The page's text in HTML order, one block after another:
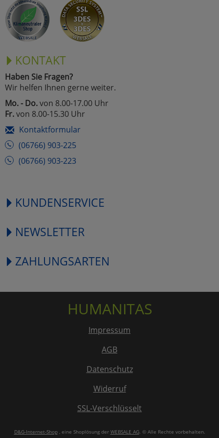
KONTAKT
Haben Sie Fragen?
Wir helfen Ihnen gerne weiter.
Mo. - Do.von 8.00-17.00 Uhr
Fr.von 8.00-15.30 Uhr
Kontaktformular
(06766) 903-225
(06766) 903-223
KUNDENSERVICE
NEWSLETTER
ZAHLUNGSARTEN
HUMANITAS
Impressum
AGB
Datenschutz
Widerruf
SSL-Verschlüsselt
D&G-Internet-Shop, eine Shoplösung der WEBSALE AG. © Alle Rechte vorbehalten.
Marketing
Alle Akzeptieren
Cookies
Einstellungen speichern